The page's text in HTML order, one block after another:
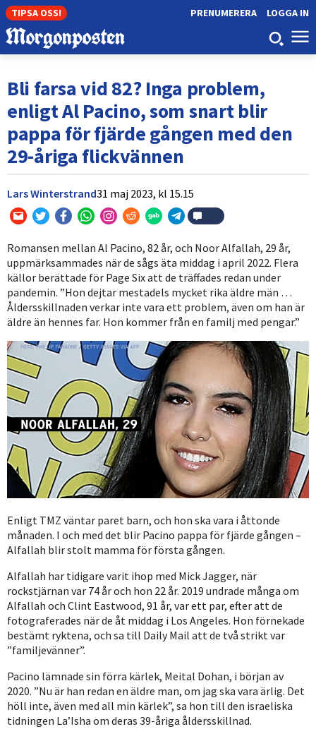
TIPSA OSS! LOGGA IN
PRENUMERERA
Bli farsa vid 82? Inga problem,
enligt Al Pacino, som snart blir
pappa för fjärde gången med den
29-åriga flickvännen
Lars Winterstrand31 maj 2023, kl 15.15
Romansen mellan Al Pacino, 82 år, och Noor Alfallah, 29 år,
uppmärksammades när de sågs äta middag i april 2022. Flera
källor berättade för Page Six att de träffades redan under
pandemin. ”Hon dejtar mestadels mycket rika äldre män …
Åldersskillnaden verkar inte vara ett problem, även om han är
äldre än hennes far. Hon kommer från en familj med pengar.”
Enligt TMZ väntar paret barn, och hon ska vara i åttonde
månaden. I och med det blir Pacino pappa för fjärde gången –
Alfallah blir stolt mamma för första gången.
Alfallah har tidigare varit ihop med Mick Jagger, när
rockstjärnan var 74 år och hon 22 år. 2019 undrade många om
Alfallah och Clint Eastwood, 91 år, var ett par, efter att de
fotograferades när de åt middag i Los Angeles. Hon förnekade
bestämt ryktena, och sa till Daily Mail att de två strikt var
”familjevänner”.
Pacino lämnade sin förra kärlek, Meital Dohan, i början av
2020. ”Nu är han redan en äldre man, om jag ska vara ärlig. Det
höll inte, även med all min kärlek”, sa hon till den israeliska
tidningen La’Isha om deras 39-åriga åldersskillnad.